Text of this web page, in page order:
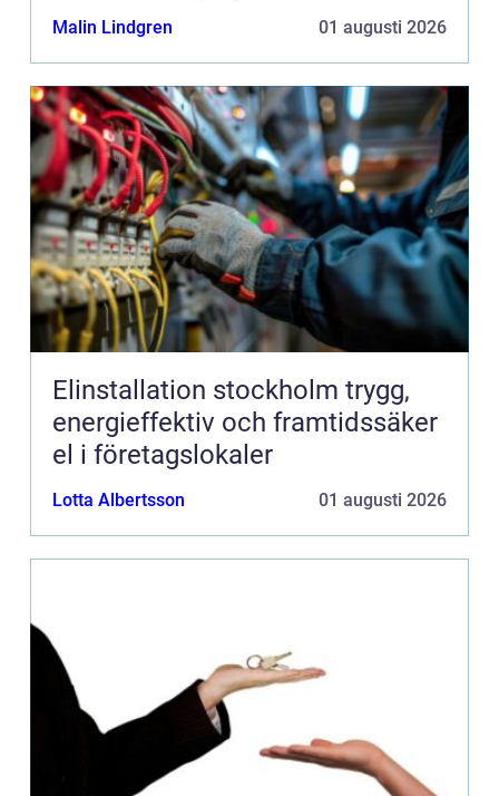
Malin Lindgren 01 augusti 2026
Elinstallation stockholm trygg,
energieffektiv och framtidssäker
el i företagslokaler
Lotta Albertsson 01 augusti 2026